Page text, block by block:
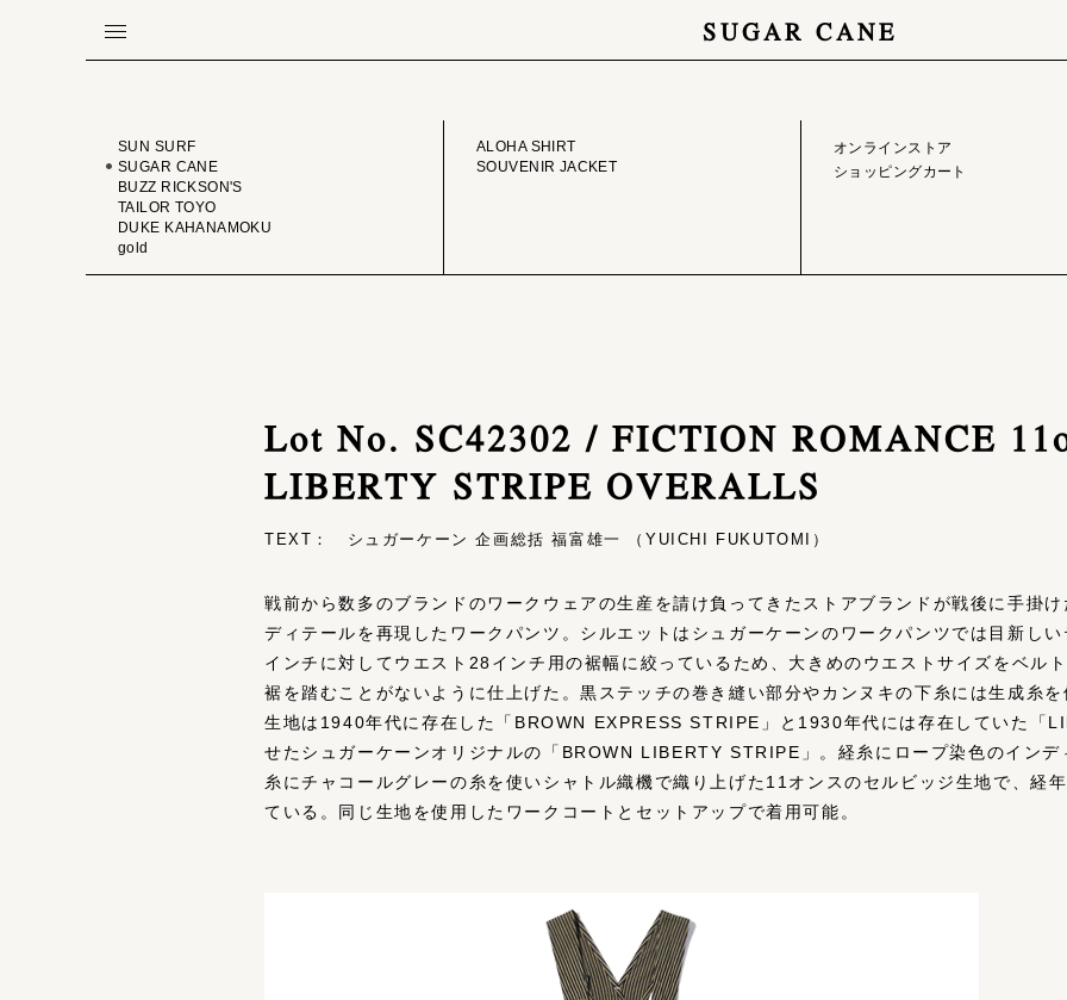
SUGAR CANE
BRAND ONLINE STORE
SUN SURF
SUGAR CANE
BUZZ RICKSON'S
TAILOR TOYO
DUKE KAHANAMOKU
gold
ALOHA SHIRT
SOUVENIR JACKET
オンラインストア
ショッピングカート
Lot No. SC42302 / FICTION ROMANCE
LIBERTY STRIPE OVERALLS
TEXT： シュガーケーン 企画総括 福富雄一 （YUICHI FUKUTOMI）
戦前から数多のブランドのワークウェアの生産を請け負ってきたストアブランドが戦後に手掛
ディテールを再現したワークパンツ。シルエットはシュガーケーンのワークパンツでは目新し
インチに対してウエスト28インチ用の裾幅に絞っているため、大きめのウエストサイズをベル
裾を踏むことがないように仕上げた。黒ステッチの巻き縫い部分やカンヌキの下糸には生成糸を
生地は1940年代に存在した「BROWN EXPRESS STRIPE」と1930年代には存在していた「
せたシュガーケーンオリジナルの「BROWN LIBERTY STRIPE」。経糸にロープ染色のインデ
糸にチャコールグレーの糸を使いシャトル織機で織り上げた11オンスのセルビッジ生地で、経
ている。同じ生地を使用したワークコートとセットアップで着用可能。